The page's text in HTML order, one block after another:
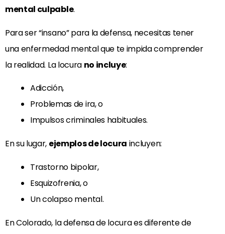
mental culpable.
Para ser “insano” para la defensa, necesitas tener
una enfermedad mental que te impida comprender
la realidad. La locura no incluye:
Adicción,
Problemas de ira, o
Impulsos criminales habituales.
En su lugar, ejemplos de locura incluyen:
Trastorno bipolar,
Esquizofrenia, o
Un colapso mental.
En Colorado, la defensa de locura es diferente de